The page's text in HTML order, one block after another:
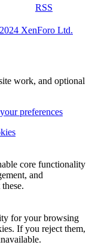
RSS
XenForo Ltd.
work, and optional
preferences
core functionality
and
for your browsing
If you reject them,